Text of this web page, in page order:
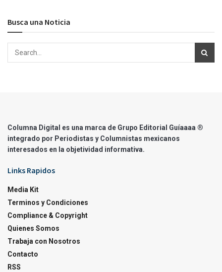
Busca una Noticia
Columna Digital es una marca de Grupo Editorial Guíaaaa ®
integrado por Periodistas y Columnistas mexicanos
interesados en la objetividad informativa.
Links Rapidos
Media Kit
Terminos y Condiciones
Compliance & Copyright
Quienes Somos
Trabaja con Nosotros
Contacto
RSS